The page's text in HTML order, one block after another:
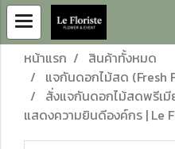
หน้าแรก
สินค้าทั้งหมด
แจกันดอกไม้สด (Fresh
สั่งแจกันดอกไม้สดพรีเ
แสดงความยินดีองค์กร | Le